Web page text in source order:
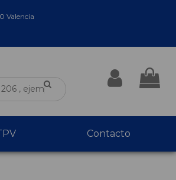
Valencia
Contacto